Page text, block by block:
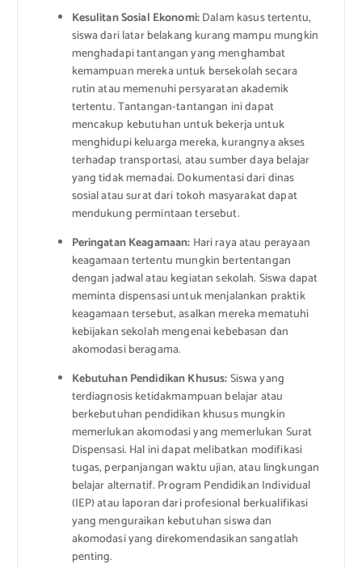
Kesulitan Sosial Ekonomi:Dalam kasus tertentu,
siswa dari latar belakang kurang mampu mungkin
menghadapi tantangan yang menghambat
kemampuan mereka untuk bersekolah secara
rutin atau memenuhi persyaratan akademik
tertentu. Tantangan-tantangan ini dapat
mencakup kebutuhan untuk bekerja untuk
menghidupi keluarga mereka, kurangnya akses
terhadap transportasi, atau sumber daya belajar
yang tidak memadai. Dokumentasi dari dinas
sosial atau surat dari tokoh masyarakat dapat
mendukung permintaan tersebut.
Peringatan Keagamaan: Hari raya atau perayaan
keagamaan tertentu mungkin bertentangan
dengan jadwal atau kegiatan sekolah. Siswa dapat
meminta dispensasi untuk menjalankan praktik
keagamaan tersebut, asalkan mereka mematuhi
kebijakan sekolah mengenai kebebasan dan
akomodasi beragama.
Kebutuhan Pendidikan Khusus:Siswa yang
terdiagnosis ketidakmampuan belajar atau
berkebutuhan pendidikan khusus mungkin
memerlukan akomodasi yang memerlukan Surat
Dispensasi. Hal ini dapat melibatkan modifikasi
tugas, perpanjangan waktu ujian, atau lingkungan
belajar alternatif. Program Pendidikan Individual
(IEP) atau laporan dari profesional berkualifikasi
yang menguraikan kebutuhan siswa dan
akomodasi yang direkomendasikan sangatlah
penting.